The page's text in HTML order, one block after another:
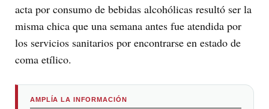
acta por consumo de bebidas alcohólicas resultó ser la
misma chica que una semana antes fue atendida por
los servicios sanitarios por encontrarse en estado de
coma etílico.
AMPLÍA LA INFORMACIÓN